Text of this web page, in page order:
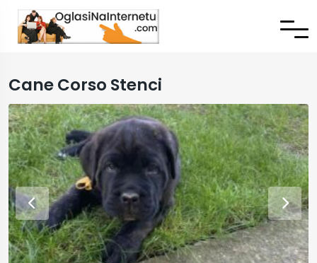
Cane Corso Stenci